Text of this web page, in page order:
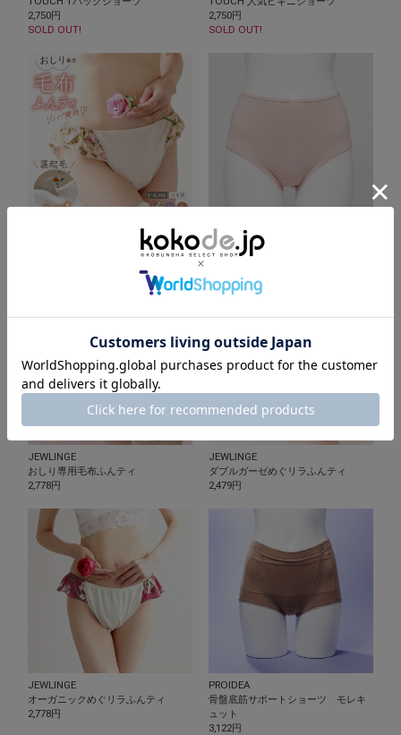
2,750円
SOLD OUT!
2,750円
SOLD OUT!
おしり専用毛布ふんティ(新色)
PROIDEA
磁気付きショーツ キュアホット
4,500円
JEWLINGE
おしり専用毛布ふんティ
2,778円
JEWLINGE
ダブルガーゼめぐリラふんティ
2,479円
JEWLINGE
オーガニックめぐリラふんティ
2,778円
PROIDEA
骨盤底筋サポートショーツ モレキ
ュット
3,122円